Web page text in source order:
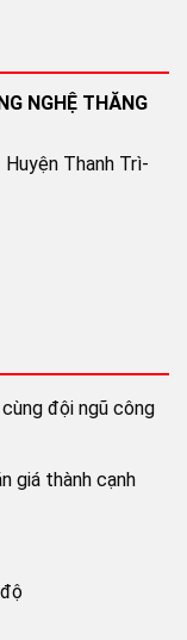
NGHỆ THĂNG
Huyện Thanh Trì-
đội ngũ công
giá thành cạnh